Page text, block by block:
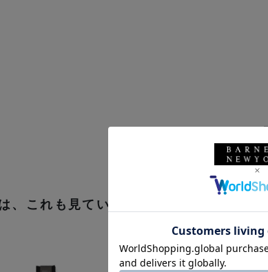
、これも見ています